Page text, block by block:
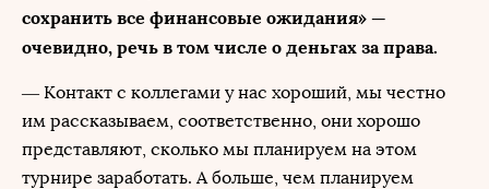
сохранить все финансовые ожидания» —
очевидно, речь в том числе о деньгах за права.
— Контакт с коллегами у нас хороший, мы честно
им рассказываем, соответственно, они хорошо
представляют, сколько мы планируем на этом
турнире заработать. А больше, чем планируем